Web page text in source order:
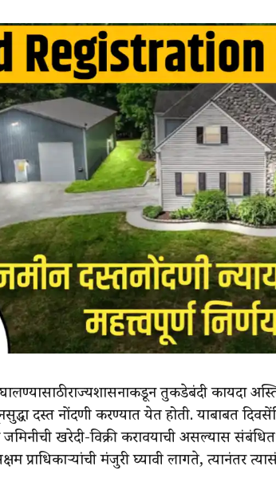
राज्यशासनाकडून तुकडेबंदी कायदा
दस्त नोंदणी करण्यात येत होती. याबाबत
खरेदी-विक्री करावयाची असल्यास
प्राधिकार्‍यांची मंजुरी घ्यावी लागते, त्यानंतर